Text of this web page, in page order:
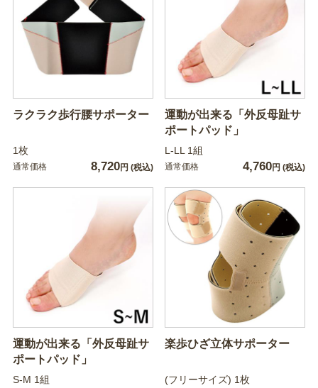
ラクラク歩行腰サポーター
1枚
通常価格 8,720円 (税込)
運動が出来る「外反母趾サ
ポートパッド」
L-LL 1組
通常価格 4,760円 (税込)
運動が出来る「外反母趾サ
ポートパッド」
S-M 1組
楽歩ひざ立体サポーター
(フリーサイズ) 1枚